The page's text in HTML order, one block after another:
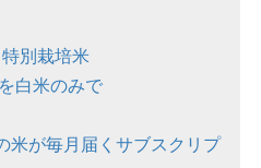
別栽培米
白米のみで
米が毎月届くサブスクリプ